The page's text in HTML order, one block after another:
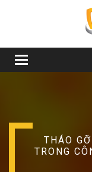
Toggle
navigation
THÁO
TRONG